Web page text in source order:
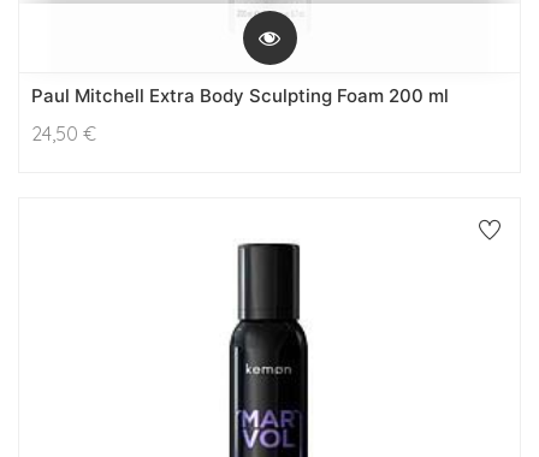
Paul Mitchell Extra Body Sculpting Foam 200 ml
24,50 €